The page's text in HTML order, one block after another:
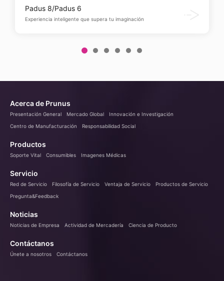
Padus 8/Padus 6
Experiencia inteligente que supera tu imaginación
Acerca de Prunus
Presentación General Mercado Global
Innovación e Investigación
Centro de Manufacturación
Responsabilidad Social
Productos
Soporte Vital Consumibles Imagenes Médicas
Servicio
Red de Servicio Filosofía de Servicio Ventaja de Servicio
Productos de Servicio
Pregunta&Feedback
Noticias
Noticias de Empresa Actividad de Mercadería Ciencia de Producto
Contáctanos
Únete a nosotros Contáctanos